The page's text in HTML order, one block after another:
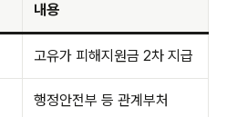
내용
고유가 피해지원금 2차 지급
행정안전부 등 관계부처